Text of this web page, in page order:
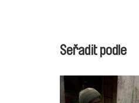
Seřadit podle